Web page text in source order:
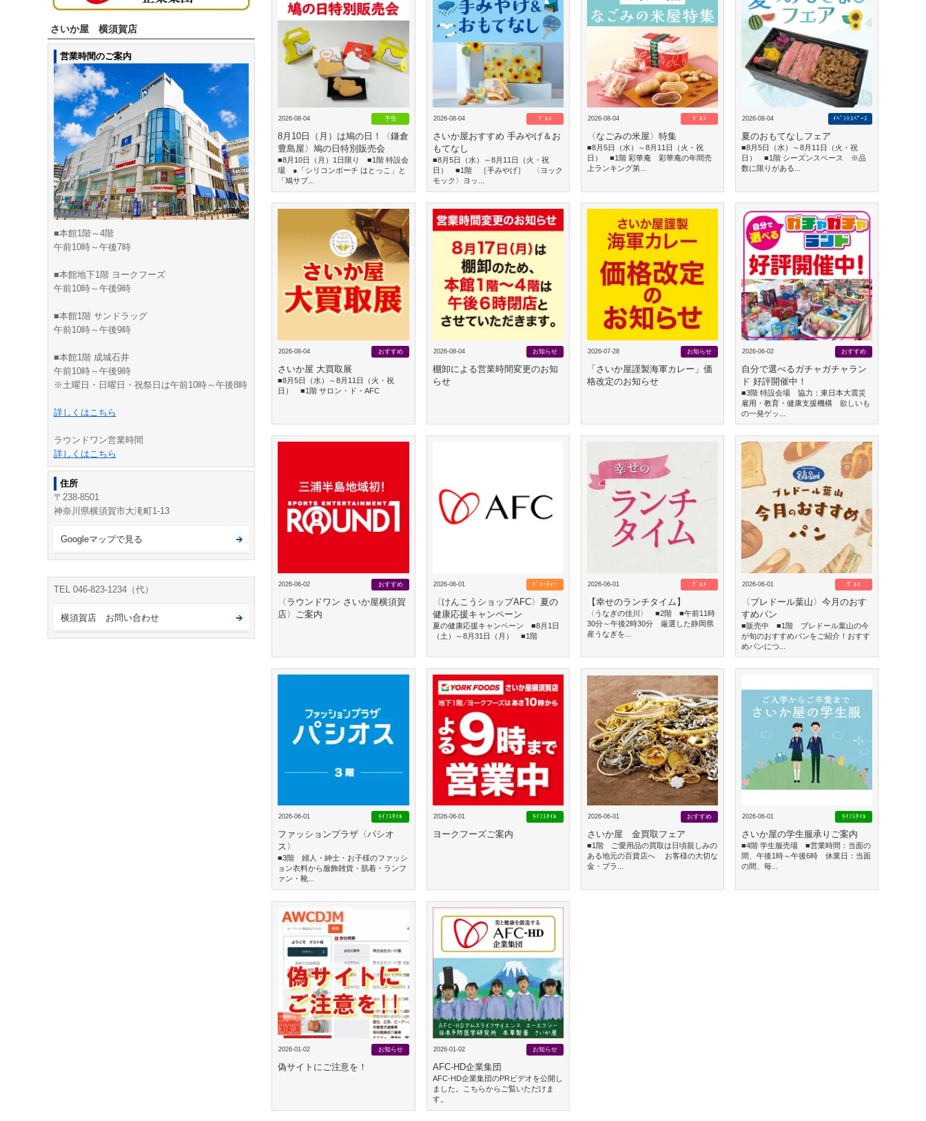
2026-08-04 予告
8月10日（月）は鳩の日！〈鎌倉
豊島屋〉鳩の日特別販売会
■8月10日（月）1日限り ■1階 特設会
場 ●「シリコンポーチ はとっこ」と
「鳩サブ...
2026-08-04 ｸﾞﾙﾒ
さいか屋おすすめ 手みやげ＆お
もてなし
■8月5日（水）～8月11日（火・祝
日） ■1階 ［手みやげ］ 〈ヨック
モック〉ヨッ...
2026-08-04 ｸﾞﾙﾒ
〈なごみの米屋〉特集
■8月5日（水）～8月11日（火・祝
日） ■1階 彩華庵 彩華庵の年間売
上ランキング第...
2026-08-04 ｲﾍﾞﾝﾄｽﾍﾟｰｽ
夏のおもてなしフェア
■8月5日（水）～8月11日（火・祝
日） ■1階 シーズンスペース ※品
数に限りがある...
2026-08-04 おすすめ
さいか屋 大買取展
■8月5日（水）～8月11日（火・祝
日） ■1階 サロン・ド・AFC
2026-08-04 お知らせ
棚卸による営業時間変更のお知
らせ
2026-07-28 お知らせ
「さいか屋謹製海軍カレー」価
格改定のお知らせ
2026-06-02 おすすめ
自分で選べるガチャガチャラン
ド 好評開催中！
■3階 特設会場 協力：東日本大震災
雇用・教育・健康支援機構 欲しいも
の一発ゲッ...
2026-06-02 おすすめ
〈ラウンドワン さいか屋横須賀
店〉ご案内
2026-06-01 ﾋﾞｭｰﾃｨｰ
〈けんこうショップAFC〉夏の
健康応援キャンペーン
夏の健康応援キャンペーン ■8月1日
（土）～8月31日（月） ■1階
2026-06-01 ｸﾞﾙﾒ
【幸せのランチタイム】
〈うなぎの佳川〉 ■2階 ■午前11時
30分～午後2時30分 厳選した静岡県
産うなぎを...
2026-06-01 ｸﾞﾙﾒ
〈ブレドール葉山〉今月のおす
すめパン
■販売中 ■1階 ブレドール葉山の今
が旬のおすすめパンをご紹介！おすす
めパンにつ...
2026-06-01 ﾗｲﾌｽﾀｲﾙ
ファッションプラザ〈パシオ
ス〉
■3階 婦人・紳士・お子様のファッシ
ョン衣料から服飾雑貨・肌着・ランフ
ァン・靴...
2026-06-01 ﾗｲﾌｽﾀｲﾙ
ヨークフーズご案内
2026-06-01 おすすめ
さいか屋 金買取フェア
■1階 ご愛用品の買取は日頃親しみの
ある地元の百貨店へ お客様の大切な
金・プラ...
2026-06-01 ﾗｲﾌｽﾀｲﾙ
さいか屋の学生服承りご案内
■4階 学生服売場 ■営業時間：当面の
間、午後1時～午後6時 休業日：当面
の間、毎...
2026-01-02 お知らせ
偽サイトにご注意を！
2026-01-02 お知らせ
AFC-HD企業集団
AFC-HD企業集団のPRビデオを公開し
ました。こちらからご覧いただけま
す。
さいか屋 横須賀店
営業時間のご案内
■本館1階～4階
午前10時～午後7時
■本館地下1階 ヨークフーズ
午前10時～午後9時
■本館1階 サンドラッグ
午前10時～午後9時
■本館1階 成城石井
午前10時～午後9時
※土曜日・日曜日・祝祭日は午前10時～午後8時
詳しくはこちら
ラウンドワン営業時間
詳しくはこちら
住所
〒238-8501
神奈川県横須賀市大滝町1-13
Googleマップで見る
TEL 046-823-1234（代）
横須賀店 お問い合わせ